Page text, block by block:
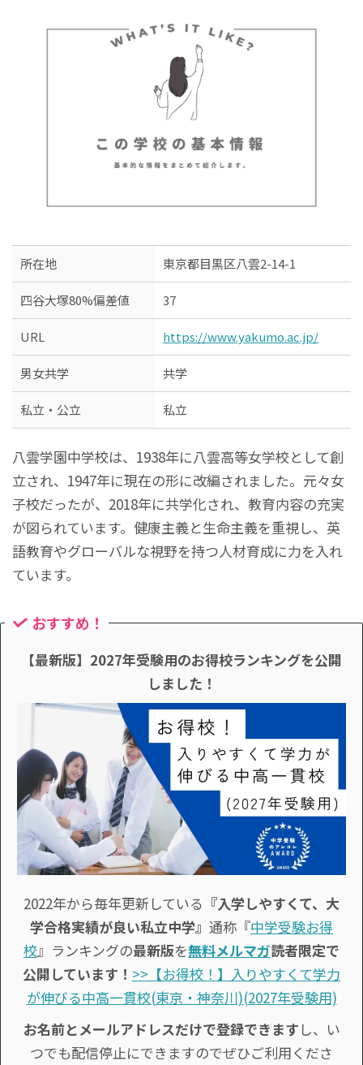
所在地 東京都目黒区八雲2-14-1
四谷大塚80%偏差値 37
URL https://www.yakumo.ac.jp/
男女共学 共学
私立・公立 私立
八雲学園中学校は、1938年に八雲高等女学校として創
立され、1947年に現在の形に改編されました。元々女
子校だったが、2018年に共学化され、教育内容の充実
が図られています。健康主義と生命主義を重視し、英
語教育やグローバルな視野を持つ人材育成に力を入れ
ています。
おすすめ！
【最新版】2027年受験用のお得校ランキングを公開
しました！
2022年から毎年更新している 『入学しやすくて、大
学合格実績が良い私立中学』 通称『中学受験お得
校』ランキングの最新版を無料メルマガ読者限定で
公開しています！ >>【お得校！】入りやすくて学力
が伸びる中高一貫校(東京・神奈川)(2027年受験用)
お名前とメールアドレスだけで登録できます し、い
つでも配信停止にできますのでぜひご利用くださ